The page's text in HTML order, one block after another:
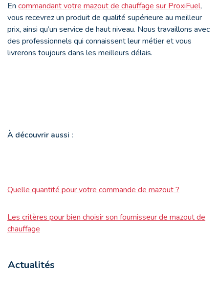
En commandant votre mazout de chauffage sur ProxiFuel,
vous recevrez un produit de qualité supérieure au meilleur
prix, ainsi qu’un service de haut niveau. Nous travaillons avec
des professionnels qui connaissent leur métier et vous
livrerons toujours dans les meilleurs délais.
À découvrir aussi :
Quelle quantité pour votre commande de mazout ?
Les critères pour bien choisir son fournisseur de mazout de
chauffage
Actualités